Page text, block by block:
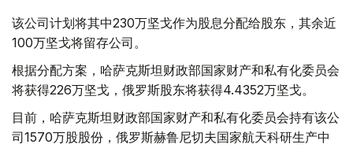
该公司计划将其中230万坚戈作为股息分配给股东，其余近
100万坚戈将留存公司。
根据分配方案，哈萨克斯坦财政部国家财产和私有化委员会
将获得226万坚戈，俄罗斯股东将获得4.4352万坚戈。
目前，哈萨克斯坦财政部国家财产和私有化委员会持有该公
司1570万股股份，俄罗斯赫鲁尼切夫国家航天科研生产中